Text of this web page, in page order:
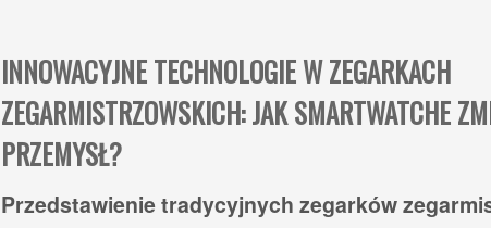
INNOWACYJNE TECHNOLOGIE W ZEGARKACH
ZEGARMISTRZOWSKICH: JAK SMARTWATCHE
PRZEMYSŁ?
Przedstawienie tradycyjnych zegarków